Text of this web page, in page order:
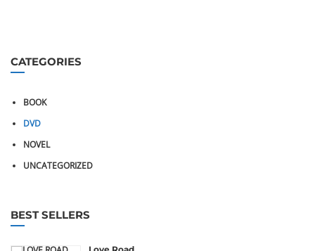
CATEGORIES
BOOK
DVD
NOVEL
UNCATEGORIZED
BEST SELLERS